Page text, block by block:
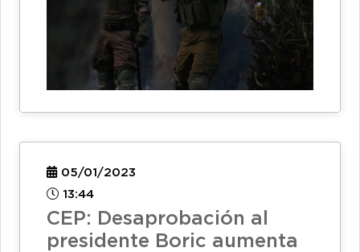
05/01/2023
13:44
CEP: Desaprobación al
presidente Boric aumenta